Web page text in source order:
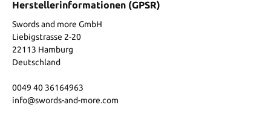
Herstellerinformationen (GPSR)
Swords and more GmbH
Liebigstrasse 2-20
22113 Hamburg
Deutschland
0049 40 36164963
info@swords-and-more.com